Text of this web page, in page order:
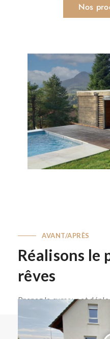
Nos
AVANT/APRÈS
Réalisons le
rêves
Prenez le curseur et